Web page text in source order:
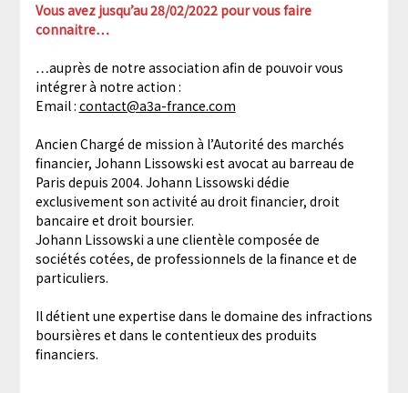
Vous avez jusqu’au 28/02/2022 pour vous faire
connaitre…
…auprès de notre association afin de pouvoir vous
intégrer à notre action :
Email : contact@a3a-france.com
Ancien Chargé de mission à l’Autorité des marchés
financier, Johann Lissowski est avocat au barreau de
Paris depuis 2004. Johann Lissowski dédie
exclusivement son activité au droit financier, droit
bancaire et droit boursier.
Johann Lissowski a une clientèle composée de
sociétés cotées, de professionnels de la finance et de
particuliers.
Il détient une expertise dans le domaine des infractions
boursières et dans le contentieux des produits
financiers.